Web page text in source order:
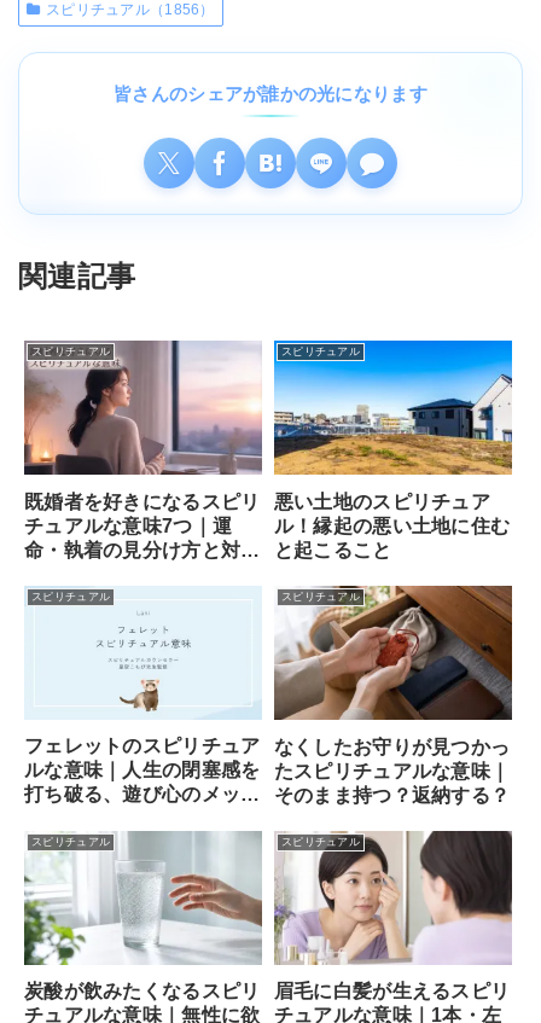
スピリチュアル（1856）
皆さんのシェアが誰かの光になります
関連記事
スピリチュアル
既婚者を好きになるスピリ
チュアルな意味7つ｜運
命・執着の見分け方と対処
スピリチュアル
悪い土地のスピリチュア
ル！縁起の悪い土地に住む
と起こること
スピリチュアル
フェレットのスピリチュア
ルな意味｜人生の閉塞感を
打ち破る、遊び心のメッセ
スピリチュアル
なくしたお守りが見つかっ
たスピリチュアルな意味｜
そのまま持つ？返納する？
スピリチュアル
炭酸が飲みたくなるスピリ
チュアルな意味｜無性に欲
スピリチュアル
眉毛に白髪が生えるスピリ
チュアルな意味｜1本・左